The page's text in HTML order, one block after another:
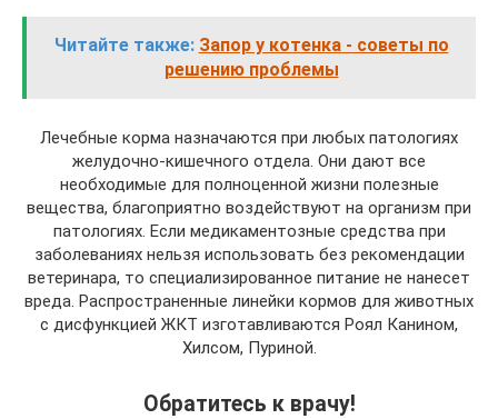
Читайте также: Запор у котенка - советы по
решению проблемы
Лечебные корма назначаются при любых патологиях
желудочно-кишечного отдела. Они дают все
необходимые для полноценной жизни полезные
вещества, благоприятно воздействуют на организм при
патологиях. Если медикаментозные средства при
заболеваниях нельзя использовать без рекомендации
ветеринара, то специализированное питание не нанесет
вреда. Распространенные линейки кормов для животных
с дисфункцией ЖКТ изготавливаются Роял Канином,
Хилсом, Пуриной.
Обратитесь к врачу!